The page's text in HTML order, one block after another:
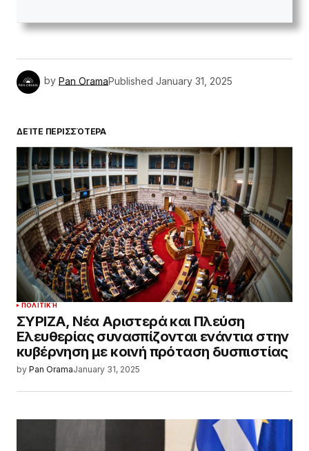
by Pan OramaPublished January 31, 2025
ΔΕΊΤΕ ΠΕΡΙΣΣΌΤΕΡΑ
ΠΟΛΙΤΙΚΉ
ΣΥΡΙΖΑ, Νέα Αριστερά και Πλεύση
Ελευθερίας συνασπίζονται ενάντια στην
κυβέρνηση με κοινή πρόταση δυσπιστίας
by Pan OramaJanuary 31, 2025